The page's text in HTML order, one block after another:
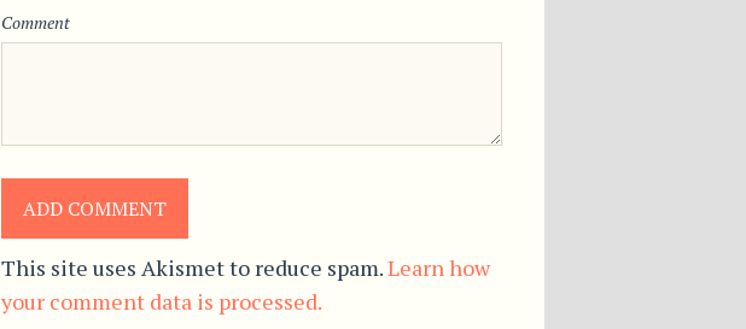
Comment
This site uses Akismet to reduce spam.Learn how
your comment data is processed.